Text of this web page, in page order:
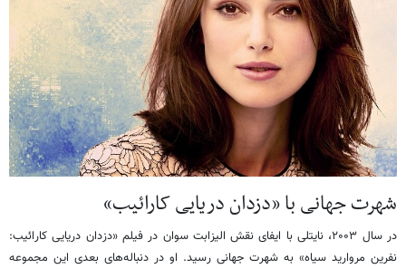
شهرت جهانی با «دزدان دریایی کارائیب»
در سال ۲۰۰۳، نایتلی با ایفای نقش الیزابت سوان در فیلم «دزدان دریایی کارائیب:
نفرین مروارید سیاه» به شهرت جهانی رسید. او در دنباله‌های بعدی این مجموعه